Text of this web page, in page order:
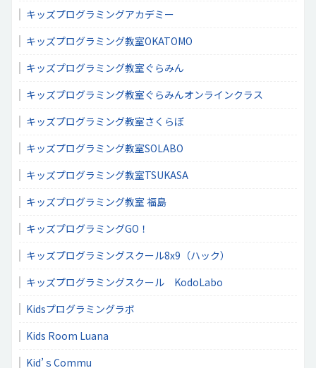
キッズプログラミングアカデミー
キッズプログラミング教室OKATOMO
キッズプログラミング教室ぐらみん
キッズプログラミング教室ぐらみんオンラインクラス
キッズプログラミング教室さくらぼ
キッズプログラミング教室SOLABO
キッズプログラミング教室TSUKASA
キッズプログラミング教室 福島
キッズプログラミングGO！
キッズプログラミングスクール8x9（ハック）
キッズプログラミングスクール KodoLabo
Kidsプログラミングラボ
Kids Room Luana
Kid’ｓCommu